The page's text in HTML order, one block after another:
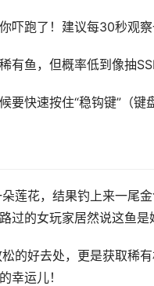
吓跑了！建议每30秒观
有鱼，但概率低到像抽
要快速按住“稳钩键”（键
莲花，结果钓上来一尾
过的女玩家居然说这鱼
的好去处，更是获取稀
幸运儿！